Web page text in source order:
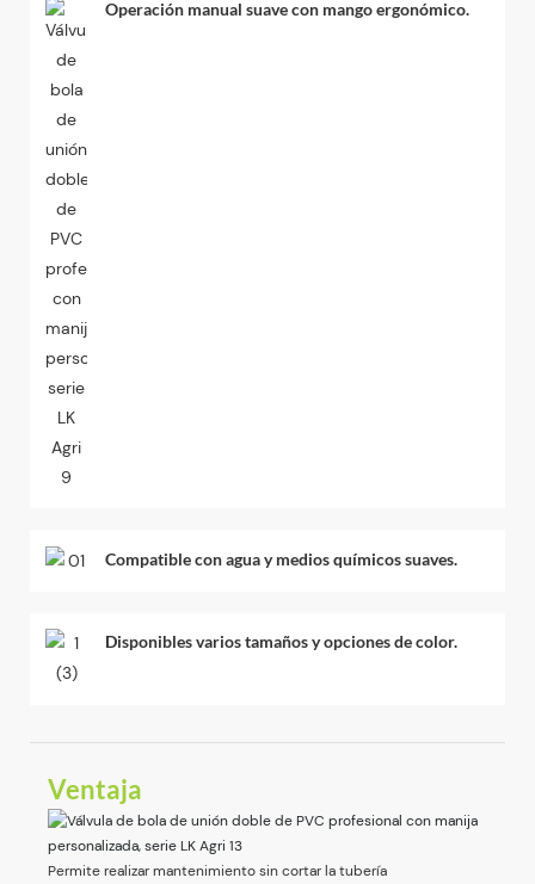
Operación manual suave con mango ergonómico.
Compatible con agua y medios químicos suaves.
Disponibles varios tamaños y opciones de color.
Ventaja
Permite realizar mantenimiento sin cortar la tubería